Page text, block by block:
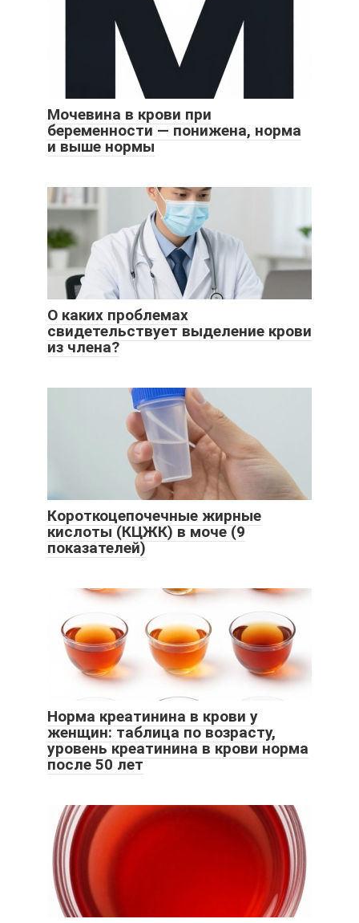
Мочевина в крови при
беременности — понижена, норма
и выше нормы
О каких проблемах
свидетельствует выделение крови
из члена?
Короткоцепочечные жирные
кислоты (КЦЖК) в моче (9
показателей)
Норма креатинина в крови у
женщин: таблица по возрасту,
уровень креатинина в крови норма
после 50 лет